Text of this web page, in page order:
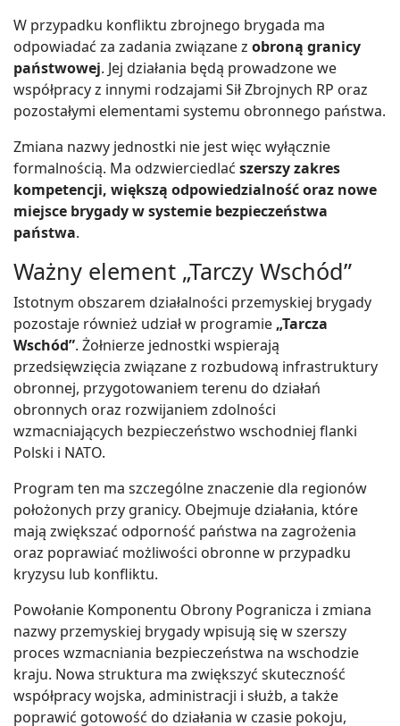
W przypadku konfliktu zbrojnego brygada ma
odpowiadać za zadania związane z obroną granicy
państwowej. Jej działania będą prowadzone we
współpracy z innymi rodzajami Sił Zbrojnych RP oraz
pozostałymi elementami systemu obronnego państwa.
Zmiana nazwy jednostki nie jest więc wyłącznie
formalnością. Ma odzwierciedlać szerszy zakres
kompetencji, większą odpowiedzialność oraz nowe
miejsce brygady w systemie bezpieczeństwa
państwa.
Ważny element „Tarczy Wschód”
Istotnym obszarem działalności przemyskiej brygady
pozostaje również udział w programie „Tarcza
Wschód”. Żołnierze jednostki wspierają
przedsięwzięcia związane z rozbudową infrastruktury
obronnej, przygotowaniem terenu do działań
obronnych oraz rozwijaniem zdolności
wzmacniających bezpieczeństwo wschodniej flanki
Polski i NATO.
Program ten ma szczególne znaczenie dla regionów
położonych przy granicy. Obejmuje działania, które
mają zwiększać odporność państwa na zagrożenia
oraz poprawiać możliwości obronne w przypadku
kryzysu lub konfliktu.
Powołanie Komponentu Obrony Pogranicza i zmiana
nazwy przemyskiej brygady wpisują się w szerszy
proces wzmacniania bezpieczeństwa na wschodzie
kraju. Nowa struktura ma zwiększyć skuteczność
współpracy wojska, administracji i służb, a także
poprawić gotowość do działania w czasie pokoju,